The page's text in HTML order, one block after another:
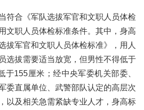
符合《军队选拔军官和文职人员体检
文职人员体检标准条件。其中，身高
拔军官和文职人员体检标准》，用人
选拔需要适当放宽，但男性不得低于
于155厘米；经中央军委机关部委、
委直属单位、武警部队认定的高层次
以及相关急需紧缺专业人才，身高标